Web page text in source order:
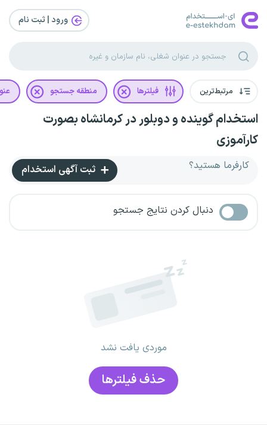
ورود | ثبت‌ نام
مرتبط‌ترین فیلترها منطقه جستجو
استخدام گوینده و دوبلور در کرمانشاه بصورت
کارآموزی
کارفرما هستید؟ ثبت آگهی استخدام
دنبال کردن نتایج جستجو
موردی یافت نشد
حذف فیلتر‌ها